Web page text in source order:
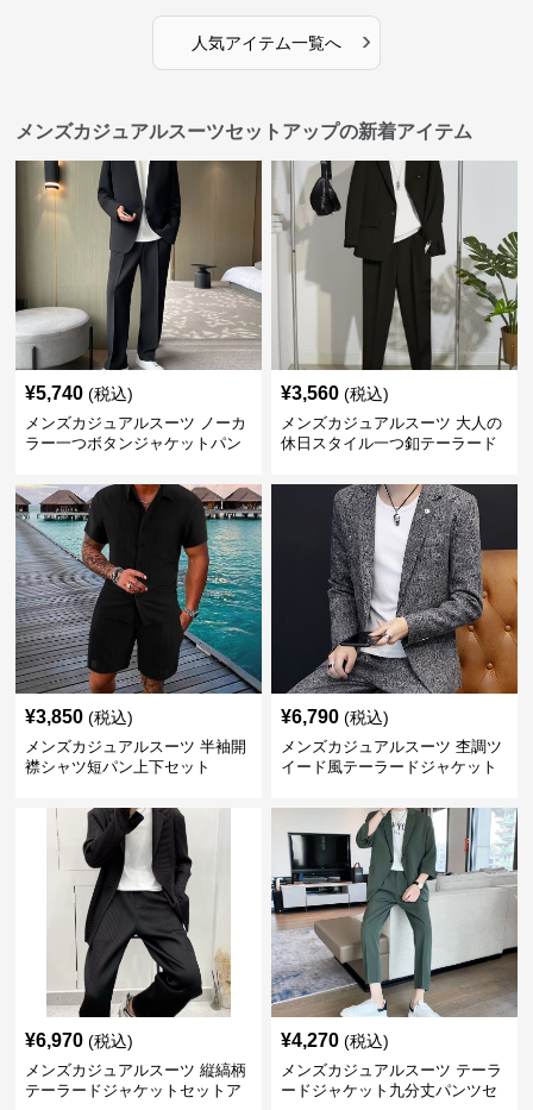
人気アイテム一覧へ ›
メンズカジュアルスーツセットアップの新着アイテム
¥5,740 (税込)
メンズカジュアルスーツ ノーカ
ラー一つボタンジャケットパン
¥3,560 (税込)
メンズカジュアルスーツ 大人の
休日スタイル一つ釦テーラード
¥3,850 (税込)
メンズカジュアルスーツ 半袖開
襟シャツ短パン上下セット
¥6,790 (税込)
メンズカジュアルスーツ 杢調ツ
イード風テーラードジャケット
¥6,970 (税込)
メンズカジュアルスーツ 縦縞柄
テーラードジャケットセットア
¥4,270 (税込)
メンズカジュアルスーツ テーラ
ードジャケット九分丈パンツセ